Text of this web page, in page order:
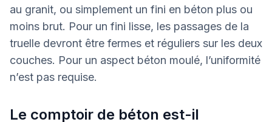
au granit, ou simplement un fini en béton plus ou
moins brut. Pour un fini lisse, les passages de la
truelle devront être fermes et réguliers sur les deux
couches. Pour un aspect béton moulé, l’uniformité
n’est pas requise.
Le comptoir de béton est-il